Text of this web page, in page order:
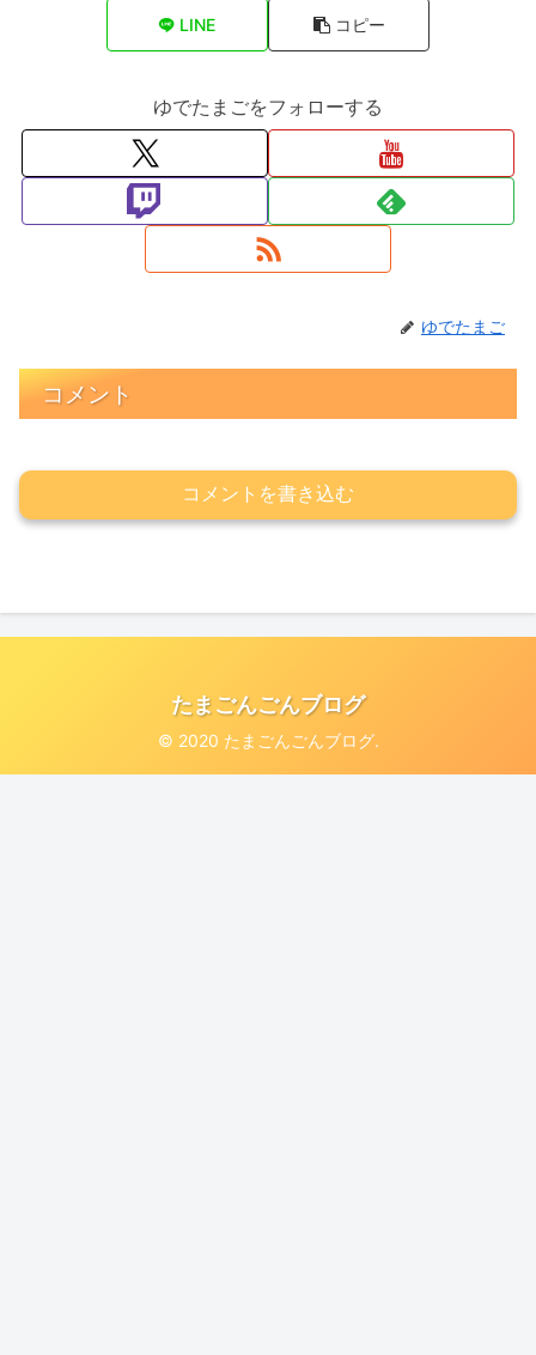
LINE コピー
ゆでたまごをフォローする
ゆでたまご
コメント
コメントを書き込む
たまごんごんブログ
© 2020 たまごんごんブログ.